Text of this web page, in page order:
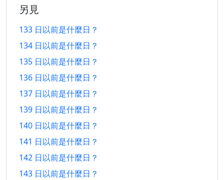
130 日
以前
131 日
以前
28/3/2026
132 日
以前
133 日
以前
26/3/2026
134 日
以前
25/3/2026
另見
133 日以前是什麼日？
134 日以前是什麼日？
135 日以前是什麼日？
136 日以前是什麼日？
137 日以前是什麼日？
139 日以前是什麼日？
140 日以前是什麼日？
141 日以前是什麼日？
142 日以前是什麼日？
143 日以前是什麼日？